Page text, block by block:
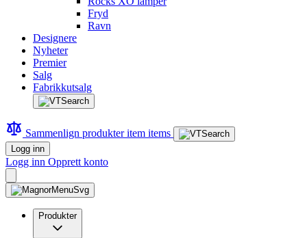
Fryd
Ravn
Designere
Nyheter
Premier
Salg
Fabrikkutsalg
Sammenlign produkteritem items
Logg inn
Logg inn Opprett konto
Produkter